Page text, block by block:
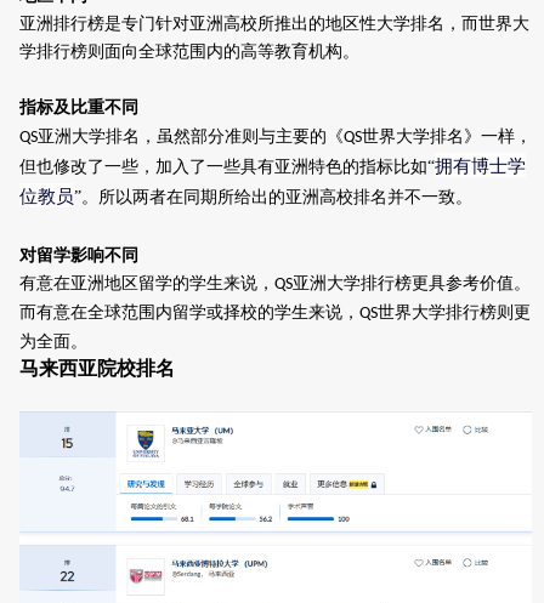
亚洲排行榜是专门针对亚洲高校所推出的地区性大学排名，而世界大
学排行榜则面向全球范围内的高等教育机构。
指标及比重不同
QS亚洲大学排名，虽然部分准则与主要的《QS世界大学排名》一样，
但也修改了一些 ， 加入了一些具有亚洲特色的指标比如“拥有博士学
位教员”。 所以两者在同期所给出的亚洲高校排名并不一致。
对留学影响不同
有意在亚洲地区留学的学生来说， QS亚洲大学排行榜更具参考价值。
而有意在全球范围内留学或择校的学生来说， QS世界大学排行榜则更
为全面。
马来西亚院校排名